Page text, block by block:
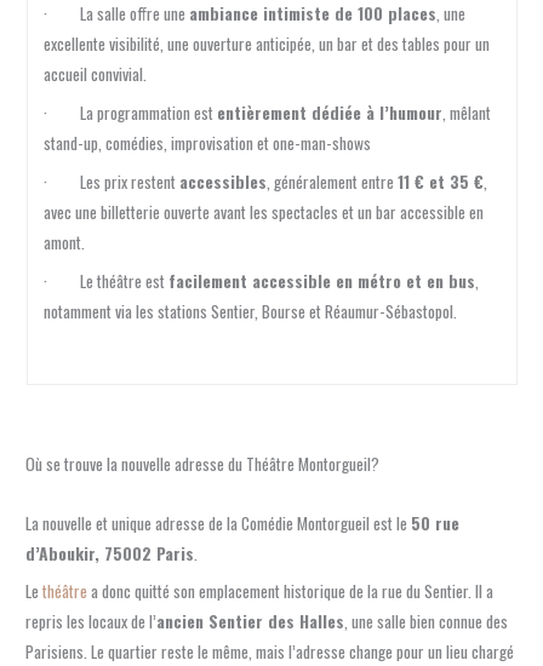
· La salle offre une ambiance intimiste de 100 places, une
excellente visibilité, une ouverture anticipée, un bar et des tables pour un
accueil convivial.
· La programmation est entièrement dédiée à l’humour, mêlant
stand-up, comédies, improvisation et one-man-shows
· Les prix restent accessibles , généralement entre11 € et 35 €
avec une billetterie ouverte avant les spectacles et un bar accessible en
amont.
· Le théâtre est facilement accessible en métro et en bus
notamment via les stations Sentier, Bourse et Réaumur-Sébastopol.
Où se trouve la nouvelle adresse du Théâtre Montorgueil?
La nouvelle et unique adresse de la Comédie Montorgueil est le 50 rue
d’Aboukir, 75002 Paris
Lethéâtre a donc quitté son emplacement historique de la rue du Sentier. Il a
repris les locaux de l’ancien Sentier des Halles, une salle bien connue des
Parisiens. Le quartier reste le même, mais l’adresse change pour un lieu chargé